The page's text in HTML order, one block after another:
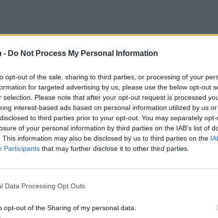
- Do Not Process My Personal Information
opt-out of the sale, sharing to third parties, or processing of your
for targeted advertising by us, please use the below opt-out
selection. Please note that after your opt-out request is processed
interest-based ads based on personal information utilized by us
to third parties prior to your opt-out. You may separately
of your personal information by third parties on the IAB’s list of
This information may also be disclosed by us to third parties on the
Participants that may further disclose it to other third parties.
Data Processing Opt Outs
opt-out of the Sharing of my personal data.
së dytë.
për dijeni dhe nuk më thanë se je person në
bankare, nuk kam këtë, nuk kam atë, çfarë hile
ndërkombëtar se po persekutohem nga
e azilantit politik.
ta them, biletën ja ku e keni.
Si do shkonte për uikend ai? A ka marrë ai
nuk i di se nuk merrem me gjërat që qarkullojnë.